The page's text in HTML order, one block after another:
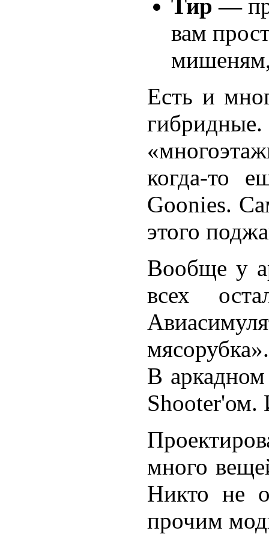
Тир —
вам
Есть и
когда-то
Goonies.
этого
Вообще у
всех
В аркадном
Shooter'ом.
много
Никто не
прочим